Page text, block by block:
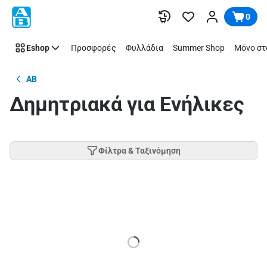
Παράλειψη 0
Eshop Προσφορές Φυλλάδια Summer Shop Μόνο
AB
Δημητριακά για Ενήλικες
Φίλτρα & Ταξινόμηση